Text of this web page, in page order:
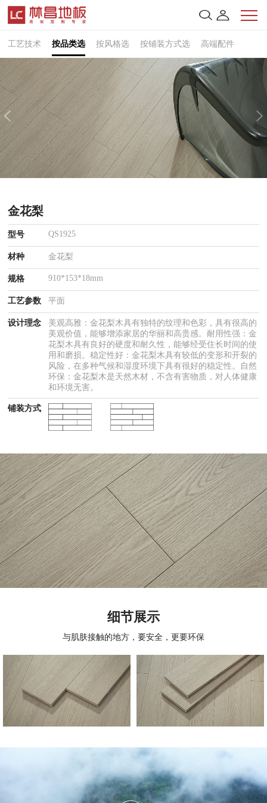
工艺技术 按品类选 按风格选 按铺装方式选 高端配件
金花梨
型号 QS1925
材种 金花梨
规格 910*153*18mm
工艺参数 平面
设计理念
美观高雅：金花梨木具有独特的纹理和色彩，具有很高的
美观价值，能够增添家居的华丽和高贵感。耐用性强：金
花梨木具有良好的硬度和耐久性，能够经受住长时间的使
用和磨损。稳定性好：金花梨木具有较低的变形和开裂的
风险，在多种气候和湿度环境下具有很好的稳定性。自然
环保：金花梨木是天然木材，不含有害物质，对人体健康
和环境无害。
铺装方式
细节展示
与肌肤接触的地方，要安全，更要环保